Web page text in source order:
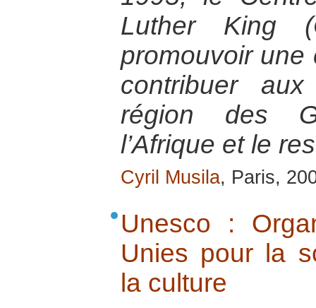
Luther King
promouvoir
contribuer
région des
l’Afrique et le
Cyril Musila, Paris,
Unesco :
Unies pour la
la culture